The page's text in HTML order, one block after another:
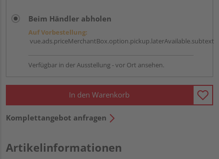
Beim Händler abholen
Auf Vorbestellung:
vue.ads.priceMerchantBox.option.pickup.laterAvailable.subtext
Verfügbar in der Ausstellung - vor Ort ansehen.
In den Warenkorb
Komplettangebot anfragen
Artikelinformationen